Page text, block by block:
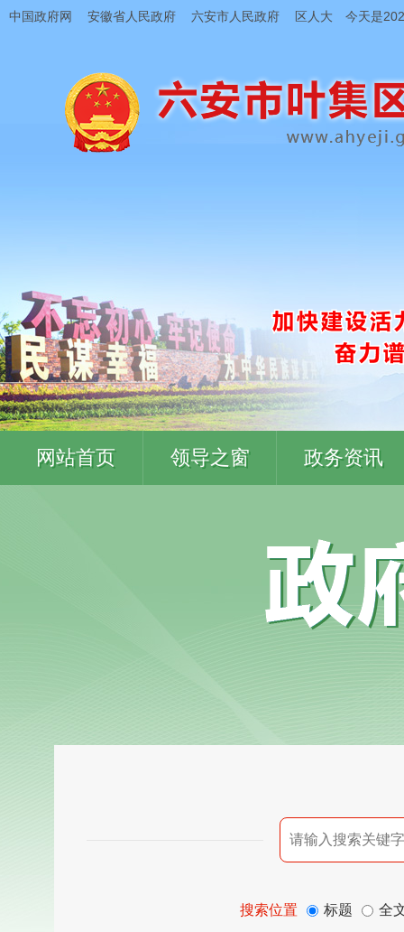
中国政府网 安徽省人民政府 六安市人民政府 区人大 今天是
网站首页 领导之窗 政务资讯
搜索位置 标题 全